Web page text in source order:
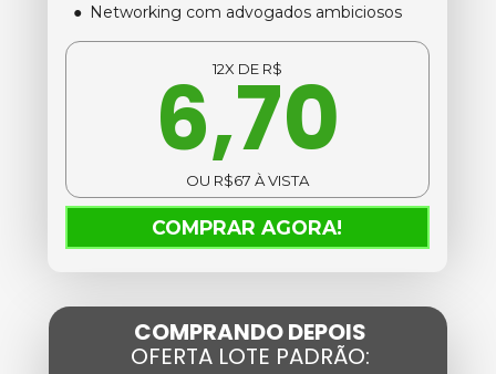
COMPRANDO DEPOIS
OFERTA LOTE PADRÃO:
Networking com advogados ambiciosos
6,70
12X DE R$
OU R$67 À VISTA
COMPRAR AGORA!